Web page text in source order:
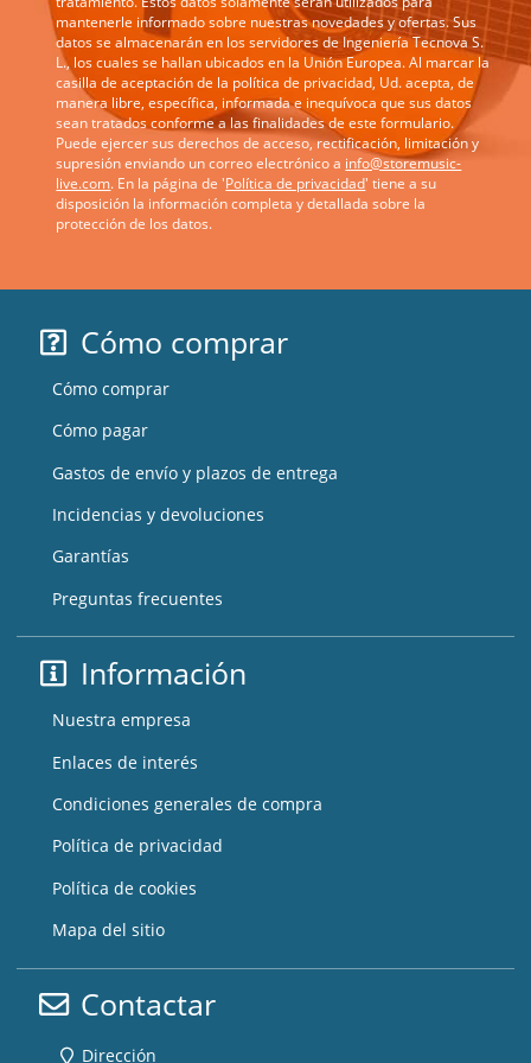
mantenerle informado sobre nuestras novedades y ofertas. Sus
datos se almacenarán en los servidores de Ingeniería Tecnova S.
L., los cuales se hallan ubicados en la Unión Europea. Al marcar la
casilla de aceptación de la política de privacidad, Ud. acepta, de
manera libre, específica, informada e inequívoca que sus datos
sean tratados conforme a las finalidades de este formulario.
Puede ejercer sus derechos de acceso, rectificación, limitación y
supresión enviando un correo electrónico a info@storemusic-
live.com. En la página de 'Política de privacidad' tiene a su
disposición la información completa y detallada sobre la
protección de los datos.
Cómo comprar
Cómo comprar
Cómo pagar
Gastos de envío y plazos de entrega
Incidencias y devoluciones
Garantías
Preguntas frecuentes
Información
Nuestra empresa
Enlaces de interés
Condiciones generales de compra
Política de privacidad
Política de cookies
Mapa del sitio
Contactar
Dirección